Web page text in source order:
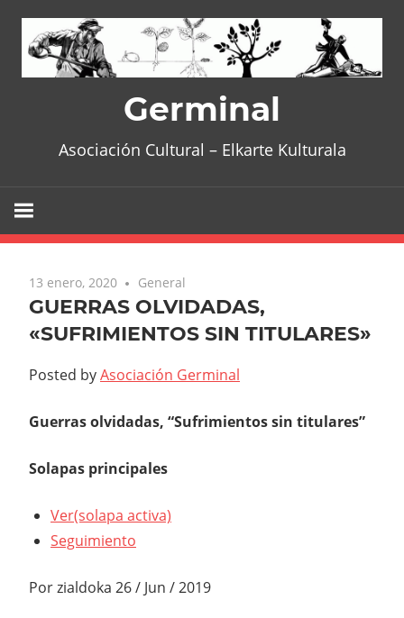
content
Germinal
Asociación Cultural – Elkarte Kulturala
13 enero, 2020 General
GUERRAS OLVIDADAS,
«SUFRIMIENTOS SIN TITULARES»
Posted byAsociación Germinal
Guerras olvidadas, “Sufrimientos sin titulares”
Solapas principales
Ver(solapa activa)
Seguimiento
Por zialdoka 26 / Jun / 2019